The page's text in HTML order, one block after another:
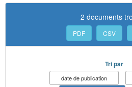
2 documents
PDF CSV
Tri par
date de publication